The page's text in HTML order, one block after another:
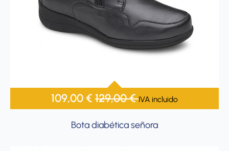
109,00€ 129,00€ IVA incluido
Bota diabética señora